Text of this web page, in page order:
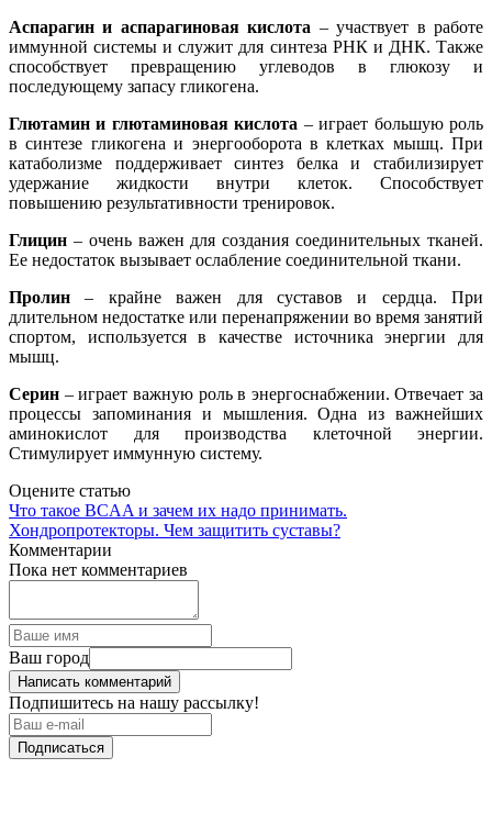
Аспарагин и аспарагиновая кислота – участвует в работе
иммунной системы и служит для синтеза РНК и ДНК. Также
способствует превращению углеводов в глюкозу и
последующему запасу гликогена.
Глютамин и глютаминовая кислота – играет большую роль
в синтезе гликогена и энергооборота в клетках мышц. При
катаболизме поддерживает синтез белка и стабилизирует
удержание жидкости внутри клеток. Способствует
повышению результативности тренировок.
Глицин – очень важен для создания соединительных тканей.
Ее недостаток вызывает ослабление соединительной ткани.
Пролин– крайне важен для суставов и сердца. При
длительном недостатке или перенапряжении во время занятий
спортом, используется в качестве источника энергии для
мышц.
Серин – играет важную роль в энергоснабжении. Отвечает за
процессы запоминания и мышления. Одна из важнейших
аминокислот для производства клеточной энергии.
Стимулирует иммунную систему.
Оцените статью
Что такое BCAA и зачем их надо принимать.
Хондропротекторы. Чем защитить суставы?
Комментарии
Пока нет комментариев
Ваш город
Написать комментарий
Подпишитесь на нашу рассылку!
Подписаться